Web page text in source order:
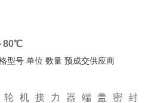
80℃
型号 单位 数量 预成交供应商
轮机接力器端盖密封